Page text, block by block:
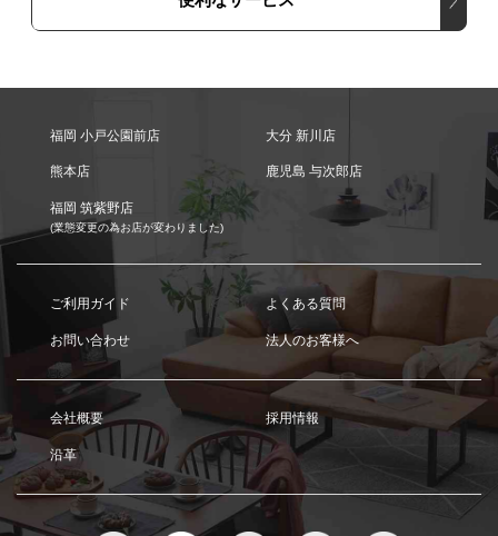
福岡 小戸公園前店 大分 新川店
熊本店 鹿児島 与次郎店
福岡 筑紫野店
(業態変更の為お店が変わりました)
ご利用ガイド よくある質問
お問い合わせ 法人のお客様へ
会社概要 採用情報
沿革